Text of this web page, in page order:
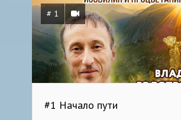
# 1
#1 Начало пути